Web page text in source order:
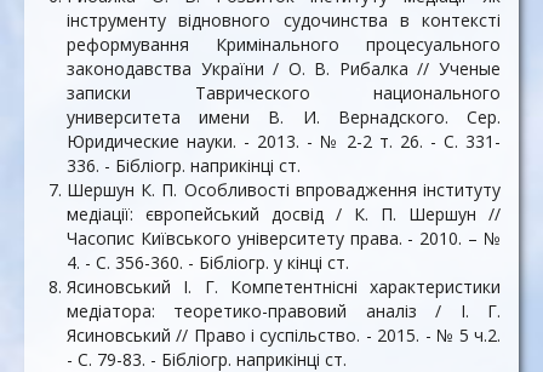
інструменту відновного судочинства в контексті
реформування Кримінального процесуального
законодавства України / О. В. Рибалка // Ученые
записки Таврического национального
университета имени В. И. Вернадского. Сер.
Юридические науки. - 2013. - № 2-2 т. 26. - С. 331-
336. - Бібліогр. наприкінці ст.
Шершун К. П. Особливості впровадження інституту
медіації: європейський досвід / К. П. Шершун //
Часопис Київського університету права. - 2010. – №
4. - С. 356-360. - Бібліогр. у кінці ст.
Ясиновський І. Г. Компетентнісні характеристики
медіатора: теоретико-правовий аналіз / І. Г.
Ясиновський // Право і суспільство. - 2015. - № 5 ч.2.
- С. 79-83. - Бібліогр. наприкінці ст.